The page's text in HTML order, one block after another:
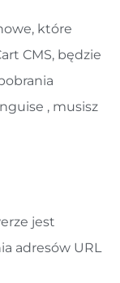
które
CMS, będzie
, musisz
jest
adresów URL